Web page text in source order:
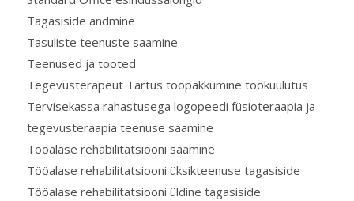
Tagasiside andmine
Tasuliste teenuste saamine
Teenused ja tooted
Tegevusterapeut Tartus tööpakkumine töökuulutus
Tervisekassa rahastusega logopeedi füsioteraapia ja
tegevusteraapia teenuse saamine
Tööalase rehabilitatsiooni saamine
Tööalase rehabilitatsiooni üksikteenuse tagasiside
Tööalase rehabilitatsiooni üldine tagasiside